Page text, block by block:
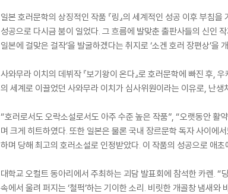
일본 호러문학의 상징적인 작품 『링』의 세계적인 성공 이후 부침
성공으로 다시금 붐이 일었다. 그 흐름에 발맞춘 출판사들의 신인
일본에 걸맞은 걸작’을 발굴하겠다는 취지로 ‘소겐 호러 장편상’을
사와무라 이치의 데뷔작 『보기왕이 온다』로 호러문학에 빠진 후,
의 세계로 이끌었던 사와무라 이치가 심사위원이라는 이유로, 난
“호러로서도 오락소설로서도 아주 수준 높은 작품”, “오랫동안 활
며 크게 히트하였다. 또한 일본은 물론 국내 장르문학 독자 사이에
하며 당해 최고의 호러소설로 인정받았다. 이 작품의 성공으로 애
대학교 오컬트 동아리에서 주최하는 괴담 발표회에 참석한 카렌.
속에서 울려 퍼지는 ‘철퍽’하는 기이한 소리. 비릿한 개골창 냄새